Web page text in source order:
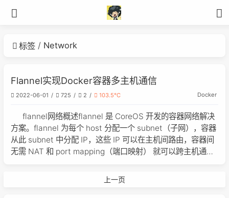
标签 Network
Flannel实现Docker容器多主机通信
2022-06-01 725 2 103.5℃ Docker
flannel网络概述flannel 是 CoreOS 开发的容器网络解决
方案。flannel 为每个 host 分配一个 subnet（子网），容器
从此 subnet 中分配 IP，这些 IP 可以在主机间路由，容器间
无需 NAT 和 port mapping（端口映射） 就可以跨主机通
主机中的dr0网卡进行通信的，由flann
上一页